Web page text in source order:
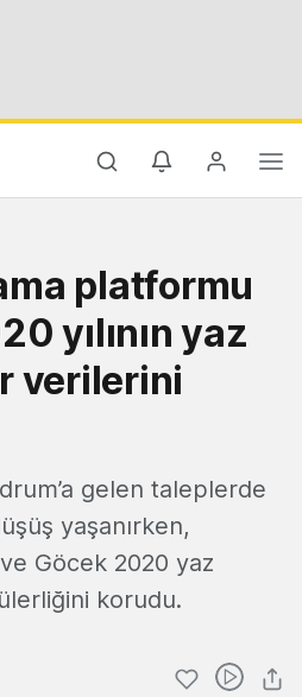
platformu
yılının yaz
verilerini
gelen taleplerde
yaşanırken,
Göcek 2020 yaz
korudu.